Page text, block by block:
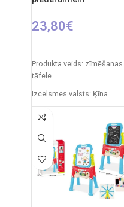
23,80€
Produkta veids: zīmēšanas
tāfele
Izcelsmes valsts: Ķīna
Iepakojuma izmēri: 7 x 49 x
35 cm
Produkta izmēri: 33,5 x 32 x
54,5 cm
Ieteicamais vecums: no 3